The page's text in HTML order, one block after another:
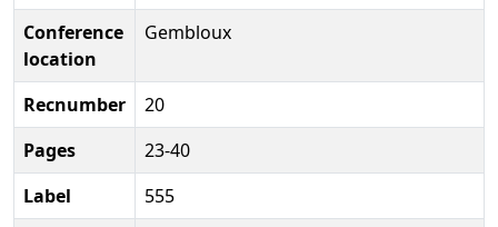
Conference
location
Gembloux
Recnumber
20
Pages
23-40
Label
555